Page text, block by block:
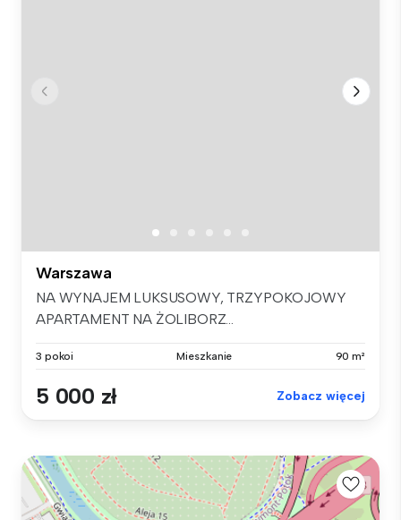
Warszawa
NA WYNAJEM LUKSUSOWY, TRZYPOKOJOWY
APARTAMENT NA ŻOLIBORZ...
3 pokoi Mieszkanie 90 m²
5 000 zł Zobacz więcej